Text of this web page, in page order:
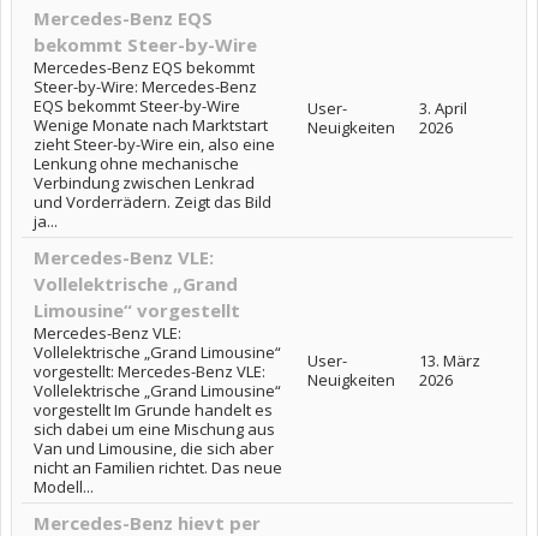
Mercedes-Benz EQS
bekommt Steer-by-Wire
Mercedes-Benz EQS bekommt
Steer-by-Wire: Mercedes-Benz
EQS bekommt Steer-by-Wire
Wenige Monate nach Marktstart
zieht Steer-by-Wire ein, also eine
Lenkung ohne mechanische
Verbindung zwischen Lenkrad
und Vorderrädern. Zeigt das Bild
ja...
User-
Neuigkeiten
3. April
2026
Mercedes-Benz VLE:
Vollelektrische „Grand
Limousine“ vorgestellt
Mercedes-Benz VLE:
Vollelektrische „Grand Limousine“
vorgestellt: Mercedes-Benz VLE:
Vollelektrische „Grand Limousine“
vorgestellt Im Grunde handelt es
sich dabei um eine Mischung aus
Van und Limousine, die sich aber
nicht an Familien richtet. Das neue
Modell...
User-
Neuigkeiten
13. März
2026
Mercedes-Benz hievt per